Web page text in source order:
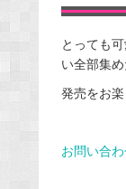
とっても
い全部集
発売をお楽
お問い合